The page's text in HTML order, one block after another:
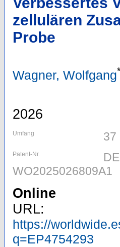
zellulären
Probe
Wagner, Wolfgang*
2026
Umfang 37
Patent-Nr.
WO2025026809A1
Online
URL:
https://
q=EP4754293